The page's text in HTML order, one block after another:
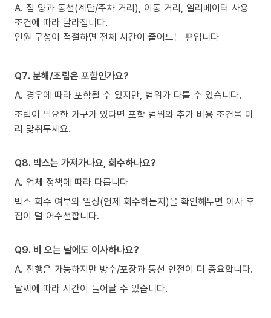
A. 짐 양과 동선(계단/주차 거리), 이동 거리, 엘리베이터 사용
조건에 따라 달라집니다.
인원 구성이 적절하면 전체 시간이 줄어드는 편입니다
Q7. 분해/조립은 포함인가요?
A. 경우에 따라 포함될 수 있지만, 범위가 다를 수 있습니다.
조립이 필요한 가구가 있다면 포함 범위와 추가 비용 조건을 미
리 맞춰두세요.
Q8. 박스는 가져가나요, 회수하나요?
A. 업체 정책에 따라 다릅니다
박스 회수 여부와 일정(언제 회수하는지)을 확인해두면 이사 후
집이 덜 어수선합니다.
Q9. 비 오는 날에도 이사하나요?
A. 진행은 가능하지만 방수/포장과 동선 안전이 더 중요합니다.
날씨에 따라 시간이 늘어날 수 있습니다.